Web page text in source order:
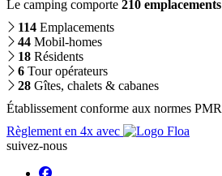
Le camping comporte 210 emplacements
114 Emplacements
44 Mobil-homes
18 Résidents
6 Tour opérateurs
28 Gîtes, chalets & cabanes
Établissement conforme aux normes PMR
Règlement en 4x avec
suivez-nous